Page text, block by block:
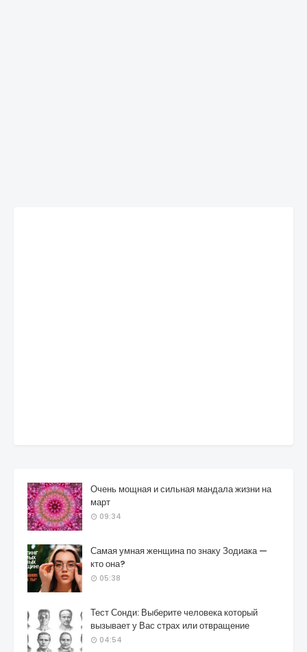
Очень мощная и сильная мандала жизни на
март
09:34
Самая умная женщина по знаку Зодиака —
кто она?
05:38
Тест Сонди: Выберите человека который
вызывает у Вас страх или отвращение
04:54